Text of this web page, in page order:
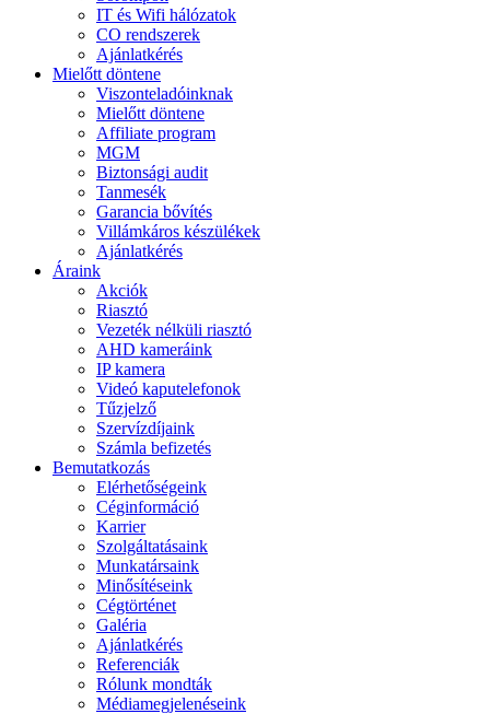
IT és Wifi hálózatok
CO rendszerek
Ajánlatkérés
Mielőtt döntene
Viszonteladóinknak
Mielőtt döntene
Affiliate program
MGM
Biztonsági audit
Tanmesék
Garancia bővítés
Villámkáros készülékek
Ajánlatkérés
Áraink
Akciók
Riasztó
Vezeték nélküli riasztó
AHD kameráink
IP kamera
Videó kaputelefonok
Tűzjelző
Szervízdíjaink
Számla befizetés
Bemutatkozás
Elérhetőségeink
Céginformáció
Karrier
Szolgáltatásaink
Munkatársaink
Minősítéseink
Cégtörténet
Galéria
Ajánlatkérés
Referenciák
Rólunk mondták
Médiamegjelenéseink